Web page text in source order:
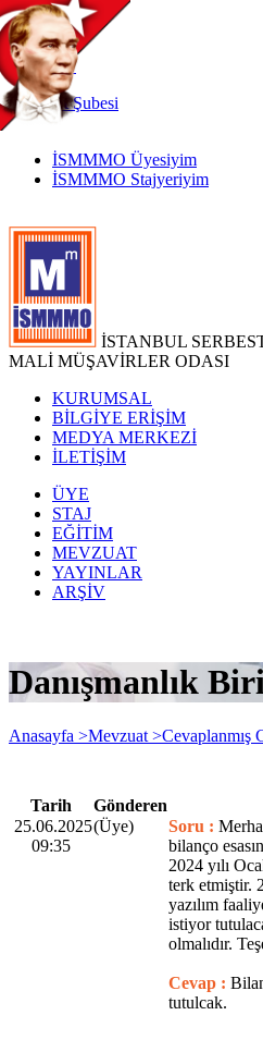
TR
|
EN
İnternetŞubesi
İSMMMO Üyesiyim
İSMMMO Stajyeriyim
İSTANBUL
MALİ MÜŞAVİRLER ODASI
KURUMSAL
BİLGİYE ERİŞİM
MEDYA MERKEZİ
İLETİŞİM
ÜYE
STAJ
EĞİTİM
MEVZUAT
YAYINLAR
ARŞİV
Danışmanlık
Anasayfa >Mevzuat >Cevaplanmış
Tarih
Gönderen
25.06.2025
09:35
(Üye) Soru :
bilanço
2024 yılı
terk etmiştir.
yazılım
istiyor
olmalıdır.
Cevap :
tutulcak.